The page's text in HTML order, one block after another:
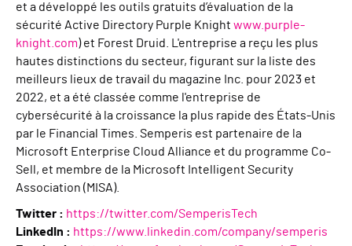
et a développé les outils gratuits d’évaluation de la
sécurité Active Directory Purple Knight www.purple-
knight.com) et Forest Druid. L'entreprise a reçu les plus
hautes distinctions du secteur, figurant sur la liste des
meilleurs lieux de travail du magazine Inc. pour 2023 et
2022, et a été classée comme l'entreprise de
cybersécurité à la croissance la plus rapide des États-Unis
par le Financial Times. Semperis est partenaire de la
Microsoft Enterprise Cloud Alliance et du programme Co-
Sell, et membre de la Microsoft Intelligent Security
Association (MISA).
Twitter : https://twitter.com/SemperisTech
LinkedIn : https://www.linkedin.com/company/semperis